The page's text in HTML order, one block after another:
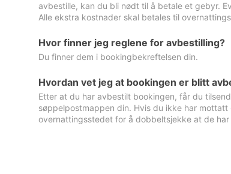
avbestille, kan du bli nødt til å betale et gebyr.
Alle ekstra kostnader skal betales til
Hvor finner jeg reglene for avbestilling?
Du finner dem i bookingbekreftelsen din.
Hvordan vet jeg at bookingen er blitt
Etter at du har avbestilt bookingen, får du
søppelpostmappen din. Hvis du ikke har
overnattingsstedet for å dobbeltsjekke at de